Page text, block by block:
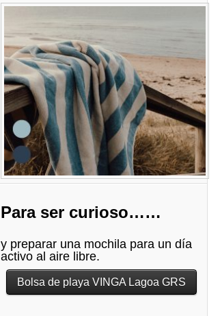
Para ser curioso……
y preparar una mochila para un día
activo al aire libre.
Bolsa de playa VINGA Lagoa GRS